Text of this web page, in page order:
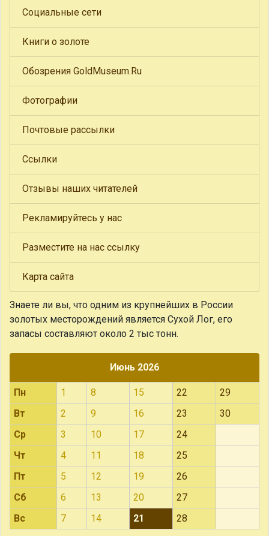
Социальные сети
Книги о золоте
Обозрения GoldMuseum.Ru
Фотографии
Почтовые рассылки
Ссылки
Отзывы наших читателей
Рекламируйтесь у нас
Разместите на нас ссылку
Карта сайта
Знаете ли вы, что одним из крупнейших в России
золотых месторождений является Сухой Лог, его
запасы составляют около 2 тыс тонн.
Июнь 2026
Пн 1 8 15 22
29
Вт
2 9 16 23
30
Ср
3 10 17
24
Чт
4 11 18
25
Пт
5 12 19
26
Сб
6 13 20
27
Вс
7 14 21 28